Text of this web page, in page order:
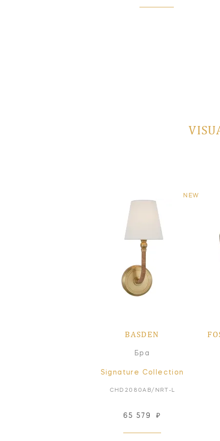
NEW
BASDEN
Бра
Signature Collection
CHD2080AB/NRT-L
65 579 ₽